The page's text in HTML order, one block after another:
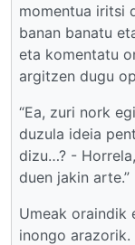
momentua iritsi
banan banatu
eta komentatu
argitzen dugu
“Ea, zuri nork
duzula ideia
dizu…? -
duen jakin arte.”
Umeak oraindik
inongo arazorik.